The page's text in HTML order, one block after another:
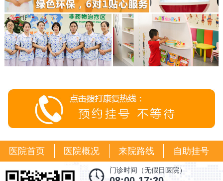
医院首页 医院概况 来院路线 自助挂号
门诊时间（无假日医院）